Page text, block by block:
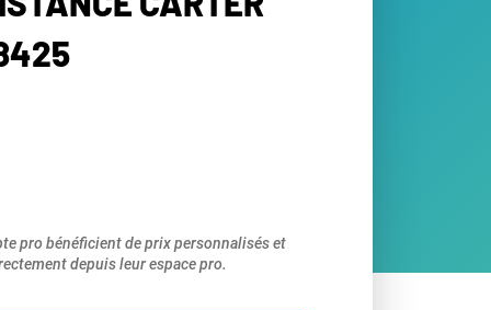
pro bénéficient de prix personnalisés et
depuis leur espace pro.